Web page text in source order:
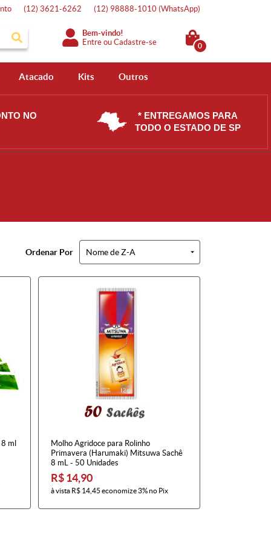
(12) 3621-6262 (12) 98888-1010 (WhatsApp)
Bem-vindo!
Entre ouCadastre-se 0
Atacado Kits Outros
NO
* ENTREGAMOS PARA
TODO O ESTADO DE SP
Ordenar Por Nome de Z-A
8 ml
Molho Agridoce para Rolinho
Primavera (Harumaki) Mitsuwa Sachê
8 mL - 50 Unidades
R$ 14,90
à vista R$ 14,45 economize3%no Pix